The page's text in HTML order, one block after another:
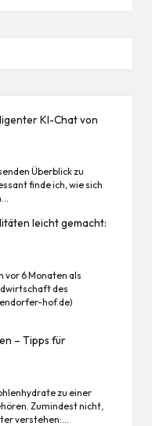
KI-Chat von
Überblick zu
finde ich, wie sich
leicht gemacht:
vor 6 Monaten als
des
hof.de)
– Tipps für
zu einer
Zumindest nicht,
verstehen:…